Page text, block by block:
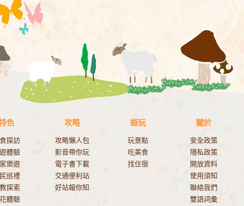
色
探訪
體驗
樂遊
巡禮
探索
體驗
攻略
攻略懶人包
影音帶你玩
電子書下載
交通便利站
好站報你知
遊玩
玩景點
吃美食
找住宿
關於
安全政策
隱私政策
開放資料
使用須知
聯絡我們
雙語詞彙